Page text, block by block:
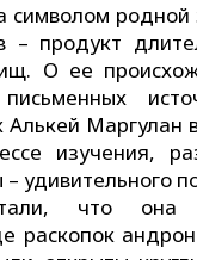
символом родной
– продукт
О ее
Маргулан
изучения,
удивительного
что она
раскопок